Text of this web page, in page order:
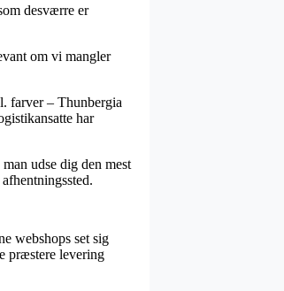
desværre er
om vi mangler
farver – Thunbergia
har
udse dig den mest
webshops set sig
præstere levering